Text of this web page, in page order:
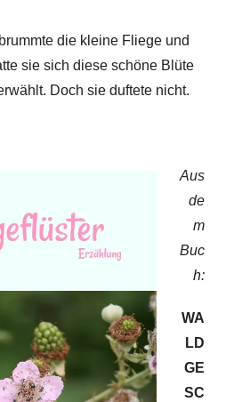
die kleine Fliege und
sie sich diese schöne Blüte
Doch sie duftete nicht.
Aus
de
m
Buc
h:
WA
LD
GE
SC